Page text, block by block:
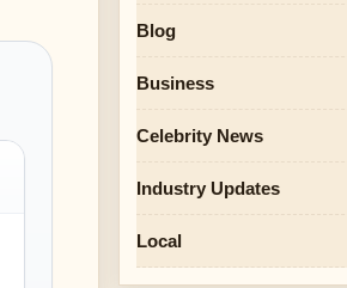
Blog
Business
Celebrity News
Industry Updates
Local